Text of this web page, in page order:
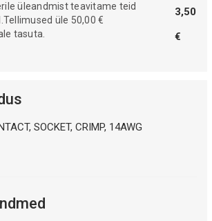
üleandmist teavitame teid
üle 50,00 €
tasuta.
3,50
€
SOCKET, CRIMP, 14AWG